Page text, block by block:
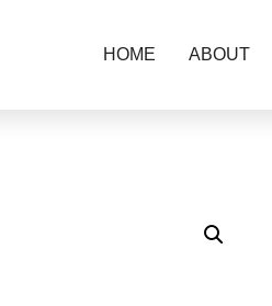
HOME ABOUT